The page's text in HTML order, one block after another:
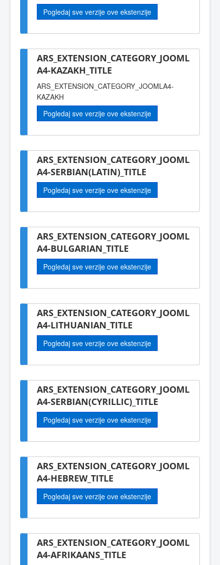
Pogledaj sve verzije ove ekstenzije
ARS_EXTENSION_CATEGORY_JOOML
A4-KAZAKH_TITLE
ARS_EXTENSION_CATEGORY_JOOMLA4-
KAZAKH
Pogledaj sve verzije ove ekstenzije
ARS_EXTENSION_CATEGORY_JOOML
A4-SERBIAN(LATIN)_TITLE
Pogledaj sve verzije ove ekstenzije
ARS_EXTENSION_CATEGORY_JOOML
A4-BULGARIAN_TITLE
Pogledaj sve verzije ove ekstenzije
ARS_EXTENSION_CATEGORY_JOOML
A4-LITHUANIAN_TITLE
Pogledaj sve verzije ove ekstenzije
ARS_EXTENSION_CATEGORY_JOOML
A4-SERBIAN(CYRILLIC)_TITLE
Pogledaj sve verzije ove ekstenzije
ARS_EXTENSION_CATEGORY_JOOML
A4-HEBREW_TITLE
Pogledaj sve verzije ove ekstenzije
ARS_EXTENSION_CATEGORY_JOOML
A4-AFRIKAANS_TITLE